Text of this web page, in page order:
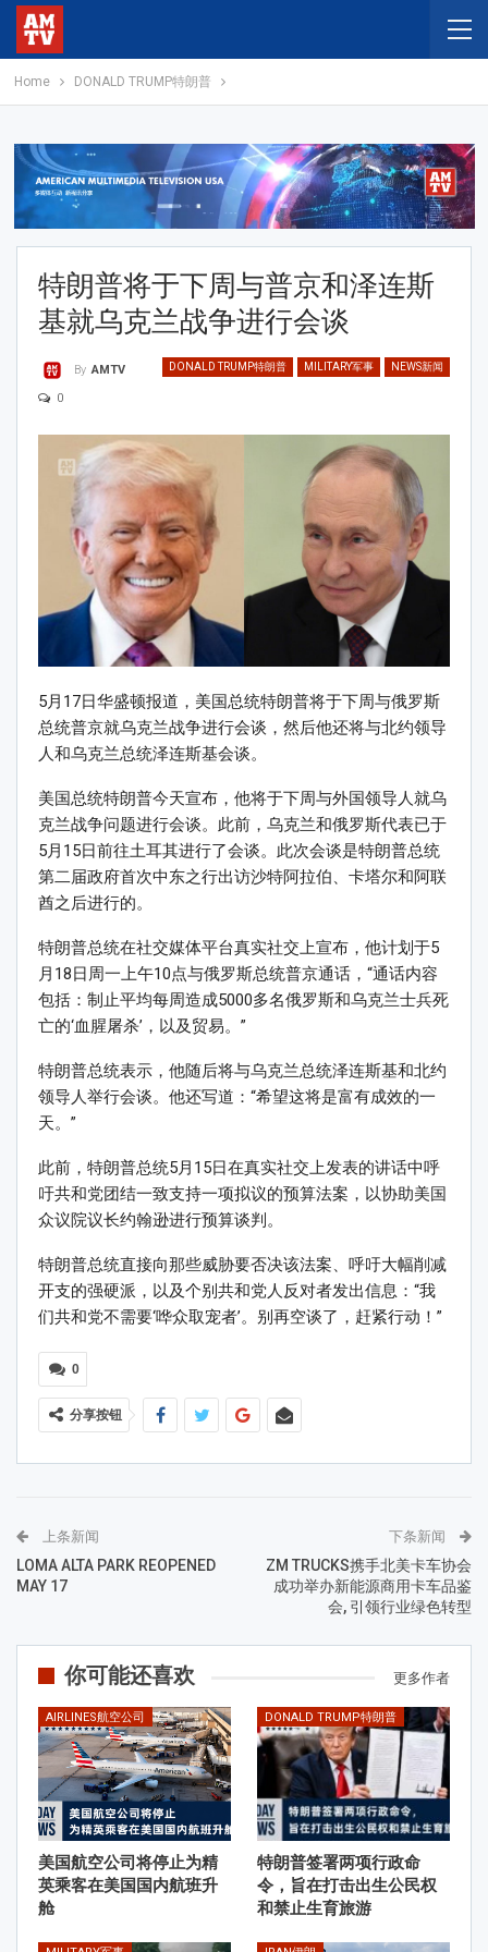
Home DONALD TRUMP特朗普
特朗普将于下周与普京和泽连斯
基就乌克兰战争进行会谈
DONALD TRUMP特朗普 MILITARY军事 NEWS新闻
By AMTV
0
5月17日华盛顿报道，美国总统特朗普将于下周与俄罗斯
总统普京就乌克兰战争进行会谈，然后他还将与北约领导
人和乌克兰总统泽连斯基会谈。
美国总统特朗普今天宣布，他将于下周与外国领导人就乌
克兰战争问题进行会谈。此前，乌克兰和俄罗斯代表已于
5月15日前往土耳其进行了会谈。此次会谈是特朗普总统
第二届政府首次中东之行出访沙特阿拉伯、卡塔尔和阿联
酋之后进行的。
特朗普总统在社交媒体平台真实社交上宣布，他计划于5
月18日周一上午10点与俄罗斯总统普京通话，“通话内容
包括：制止平均每周造成5000多名俄罗斯和乌克兰士兵死
亡的‘血腥屠杀’，以及贸易。”
特朗普总统表示，他随后将与乌克兰总统泽连斯基和北约
领导人举行会谈。他还写道：“希望这将是富有成效的一
天。”
此前，特朗普总统5月15日在真实社交上发表的讲话中呼
吁共和党团结一致支持一项拟议的预算法案，以协助美国
众议院议长约翰逊进行预算谈判。
特朗普总统直接向那些威胁要否决该法案、呼吁大幅削减
开支的强硬派，以及个别共和党人反对者发出信息：“我
们共和党不需要‘哗众取宠者’。别再空谈了，赶紧行动！”
0
分享按钮
上条新闻
LOMA ALTA PARK REOPENED
MAY 17
下条新闻
ZM TRUCKS携手北美卡车协会
成功举办新能源商用卡车品鉴
会, 引领行业绿色转型
你可能还喜欢 更多作者
AIRLINES航空公司
美国航空公司将停止为精
英乘客在美国国内航班升
舱
DONALD TRUMP特朗普
特朗普签署两项行政命
令，旨在打击出生公民权
和禁止生育旅游